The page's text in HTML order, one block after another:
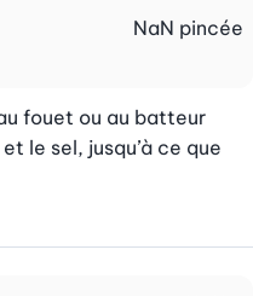
NaN pincée
fouet ou au batteur
le sel, jusqu’à ce que